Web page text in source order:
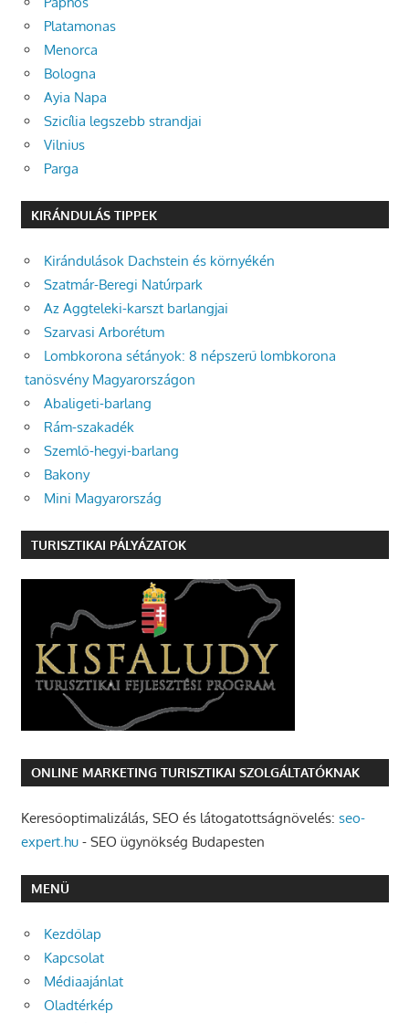
Platamonas
Menorca
Bologna
Ayia Napa
Szicília legszebb strandjai
Vilnius
Parga
KIRÁNDULÁS TIPPEK
Kirándulások Dachstein és környékén
Szatmár-Beregi Natúrpark
Az Aggteleki-karszt barlangjai
Szarvasi Arborétum
Lombkorona sétányok: 8 népszerű lombkorona
tanösvény Magyarországon
Abaligeti-barlang
Rám-szakadék
Szemlő-hegyi-barlang
Bakony
Mini Magyarország
TURISZTIKAI PÁLYÁZATOK
ONLINE MARKETING TURISZTIKAI SZOLGÁLTATÓKNAK
Keresőoptimalizálás, SEO és látogatottságnövelés: seo-
expert.hu- SEO ügynökség Budapesten
MENÜ
Kezdőlap
Kapcsolat
Médiaajánlat
Oladtérkép